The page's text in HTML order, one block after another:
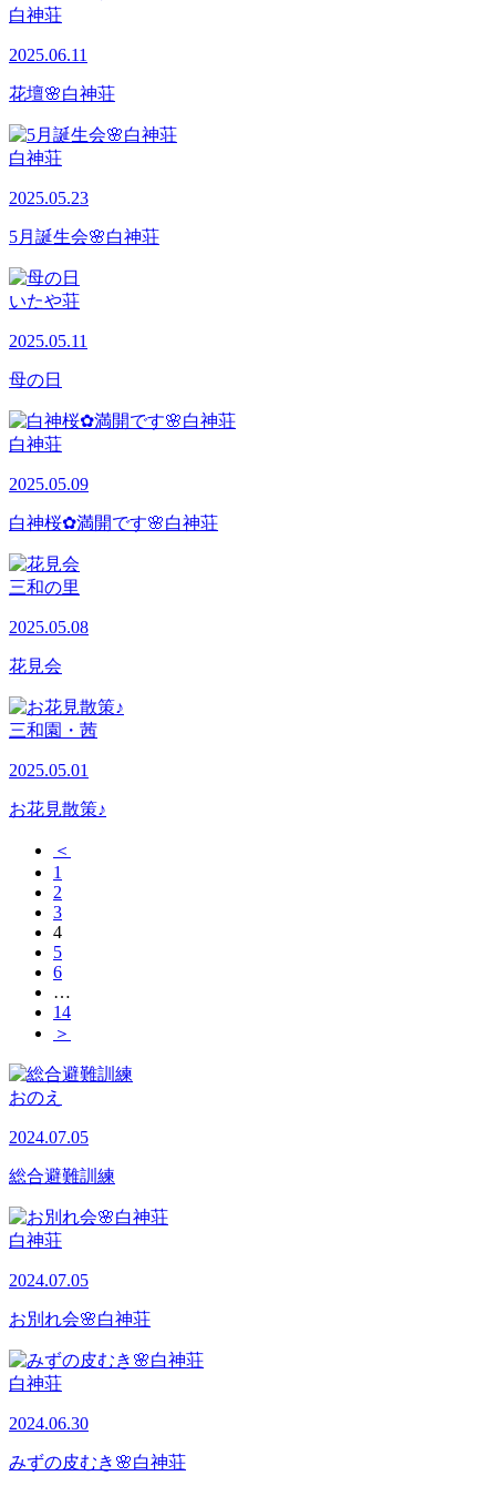
白神荘
2025.06.11
花壇🌸白神荘
白神荘
2025.05.23
5月誕生会🌸白神荘
いたや荘
2025.05.11
母の日
白神荘
2025.05.09
白神桜✿満開です🌸白神荘
三和の里
2025.05.08
花見会
三和園・茜
2025.05.01
お花見散策♪
＜
1
2
3
4
5
6
…
14
＞
おのえ
2024.07.05
総合避難訓練
白神荘
2024.07.05
お別れ会🌸白神荘
白神荘
2024.06.30
みずの皮むき🌸白神荘